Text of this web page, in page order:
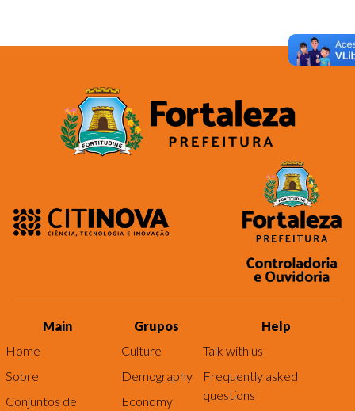
Main
Home
Sobre
Conjuntos de
Grupos
Culture
Demography
Economy
Help
Talk with us
Frequently asked
questions